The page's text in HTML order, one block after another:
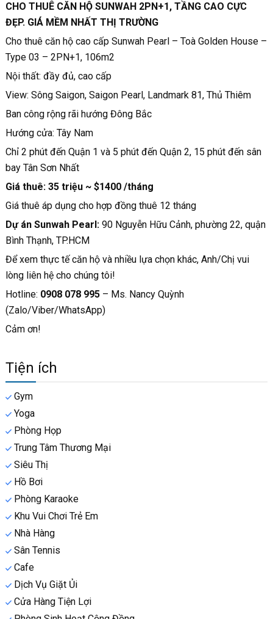
CHO THUÊ CĂN HỘ SUNWAH 2PN+1, TẦNG CAO CỰC
ĐẸP. GIÁ MỀM NHẤT THỊ TRƯỜNG
Cho thuê căn hộ cao cấp Sunwah Pearl – Toà Golden House –
Type 03 – 2PN+1, 106m2
Nội thất: đầy đủ, cao cấp
View: Sông Saigon, Saigon Pearl, Landmark 81, Thủ Thiêm
Ban công rộng rãi hướng Đông Bắc
Hướng cửa: Tây Nam
Chỉ 2 phút đến Quận 1 và 5 phút đến Quận 2, 15 phút đến sân
bay Tân Sơn Nhất
Giá thuê: 35 triệu ~ $1400 /tháng
Giá thuê áp dụng cho hợp đồng thuê 12 tháng
Dự án Sunwah Pearl: 90 Nguyễn Hữu Cảnh, phường 22, quận
Bình Thạnh, TP.HCM
Để xem thực tế căn hộ và nhiều lựa chọn khác, Anh/Chị vui
lòng liên hệ cho chúng tôi!
Hotline: 0908 078 995– Ms. Nancy Quỳnh
(Zalo/Viber/WhatsApp)
Cảm ơn!
Tiện ích
Gym
Yoga
Phòng Họp
Trung Tâm Thương Mại
Siêu Thị
Hồ Bơi
Phòng Karaoke
Khu Vui Chơi Trẻ Em
Nhà Hàng
Sân Tennis
Cafe
Dịch Vụ Giặt Ủi
Cửa Hàng Tiện Lợi